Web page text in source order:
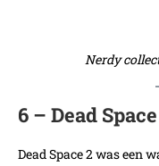
Nerdy
6 – Dead
Dead Space 2 was een